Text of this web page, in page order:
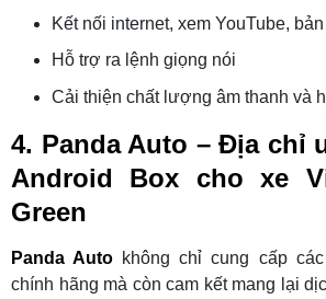
Kết nối internet, xem YouTube,
Hỗ trợ ra lệnh giọng nói
Cải thiện chất lượng âm thanh và
4. Panda Auto – Địa chỉ
Android Box cho xe
Green
Panda Auto không chỉ cung cấp
chính hãng mà còn cam kết mang lại